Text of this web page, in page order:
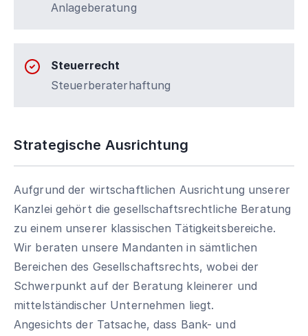
Anlageberatung
Steuerrecht
Steuerberaterhaftung
Strategische Ausrichtung
Aufgrund der wirtschaftlichen Ausrichtung unserer
Kanzlei gehört die gesellschaftsrechtliche Beratung
zu einem unserer klassischen Tätigkeitsbereiche.
Wir beraten unsere Mandanten in sämtlichen
Bereichen des Gesellschaftsrechts, wobei der
Schwerpunkt auf der Beratung kleinerer und
mittelständischer Unternehmen liegt.
Angesichts der Tatsache, dass Bank- und